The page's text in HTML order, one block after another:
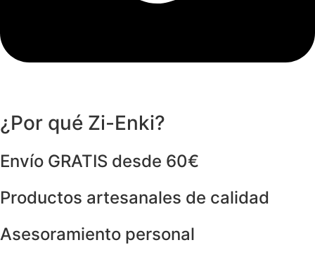
¿Por qué Zi-Enki?
Envío GRATIS desde 60€
Productos artesanales de calidad
Asesoramiento personal